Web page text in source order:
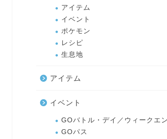
アイテム
イベント
ポケモン
レシピ
生息地
アイテム
イベント
GOバトル・デイ／ウィークエ
GOパス